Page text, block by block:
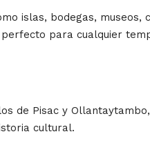
islas, bodegas, museos,
para cualquier
de Pisac y
cultural.